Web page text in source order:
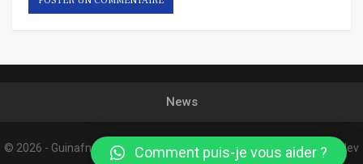
News
© 2026 - Guinafnews. All Rights Reserved. Website Design:Confordev
Comment puis-je vous aider ?